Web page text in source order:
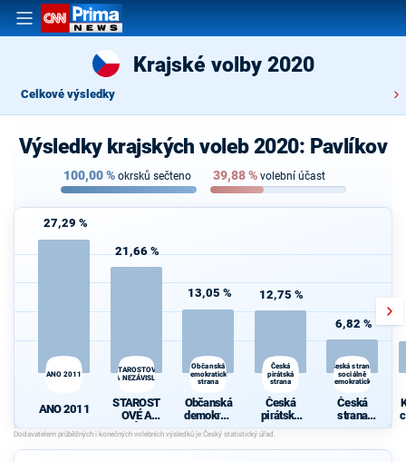
Krajské volby 2020
Celkové výsledky
Výsledky krajských voleb 2020: Pavlíkov
100,00% okrsků sečteno 39,88% volební účast
27,29 %
ANO 2011
ANO 2011
21,66 %
STAROSTOVÉ
A NEZÁVISLÍ
STAROST
OVÉ A
NEZÁVISL
Í
13,05 %
Občanská
demokratická
strana
Občanská
demokrati
cká strana
12,75 %
Česká
pirátská
strana
Česká
pirátská
strana
6,82 %
Česká strana
sociálně
demokratická
Česká
strana
sociálně
cká